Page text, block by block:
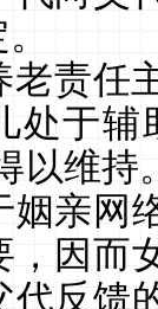
。
老责任
处于
以维
姻亲网
，因而
代反馈